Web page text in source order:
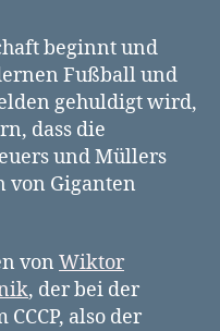
Viktor
Ponedelnik
beginnt und
Fußball und
gehuldigt wird,
dass die
und Müllers
von Giganten
von Wiktor
, der bei der
CCCP, also der